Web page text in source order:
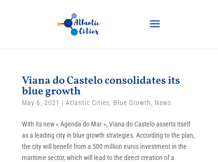
Viana do Castelo consolidates its
blue growth
May 6, 2021 | Atlantic Cities Blue Growth News
With its new « Agenda do Mar », Viana do Castelo asserts itself
as a leading city in blue growth strategies. According to the plan,
the city will benefit from a 500 million euros investment in the
maritime sector, which will lead to the direct creation of a